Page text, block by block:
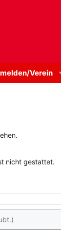
Verein
nicht gestattet.